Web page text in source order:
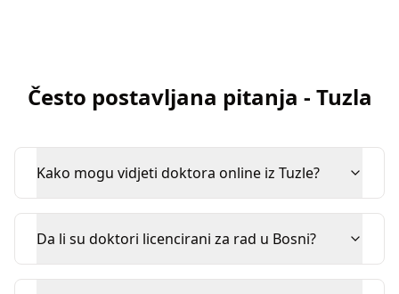
Često postavljana pitanja - Tuzla
Kako mogu vidjeti doktora online iz Tuzle?
Da li su doktori licencirani za rad u Bosni?